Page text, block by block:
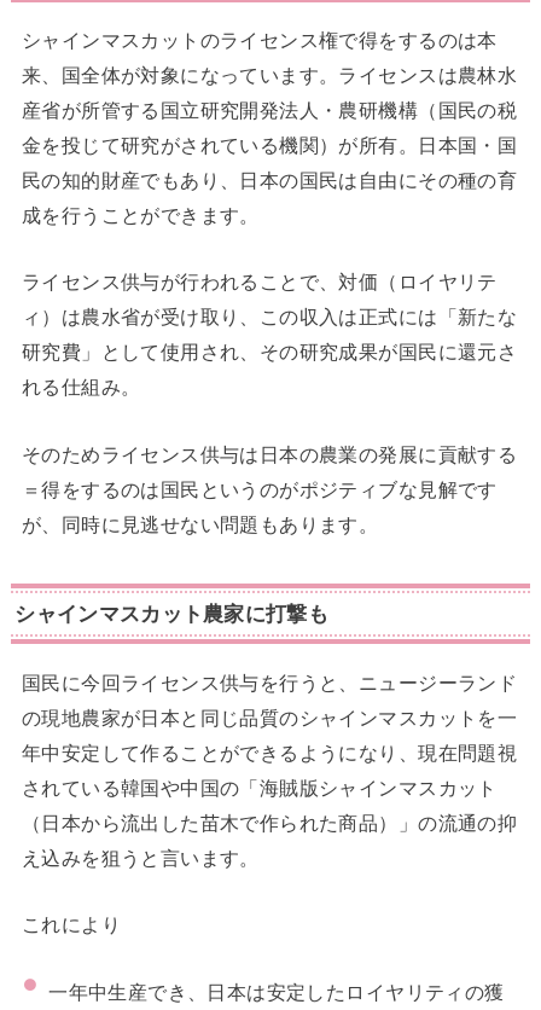
シャインマスカットのライセンス権で得をするのは本
来、国全体が対象になっています。ライセンスは農林水
産省が所管する国立研究開発法人・農研機構（国民の税
金を投じて研究がされている機関）が所有。日本国・国
民の知的財産でもあり、日本の国民は自由にその種の育
成を行うことができます。
ライセンス供与が行われることで、対価（ロイヤリテ
ィ）は農水省が受け取り、この収入は正式には「新たな
研究費」として使用され、その研究成果が国民に還元さ
れる仕組み。
そのためライセンス供与は日本の農業の発展に貢献する
＝得をするのは国民というのがポジティブな見解です
が、同時に見逃せない問題もあります。
シャインマスカット農家に打撃も
国民に今回ライセンス供与を行うと、ニュージーランド
の現地農家が日本と同じ品質のシャインマスカットを一
年中安定して作ることができるようになり、現在問題視
されている韓国や中国の「海賊版シャインマスカット
（日本から流出した苗木で作られた商品）」の流通の抑
え込みを狙うと言います。
これにより
一年中生産でき、日本は安定したロイヤリティの獲